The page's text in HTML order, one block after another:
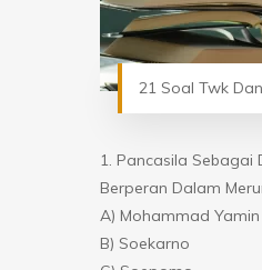
21 Soal Twk
1. Pancasila Sebagai
Berperan Dalam
A) Mohammad Yamin
B) Soekarno